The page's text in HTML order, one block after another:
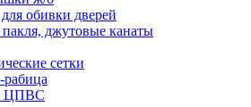
обивки дверей
джутовые канаты
сетки
рабица
ЦПВС